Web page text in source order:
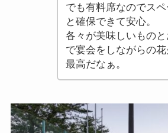
でも有料席なのでス
と確保できて安心。
各々が美味しいもの
で宴会をしながらの花
最高だなぁ。